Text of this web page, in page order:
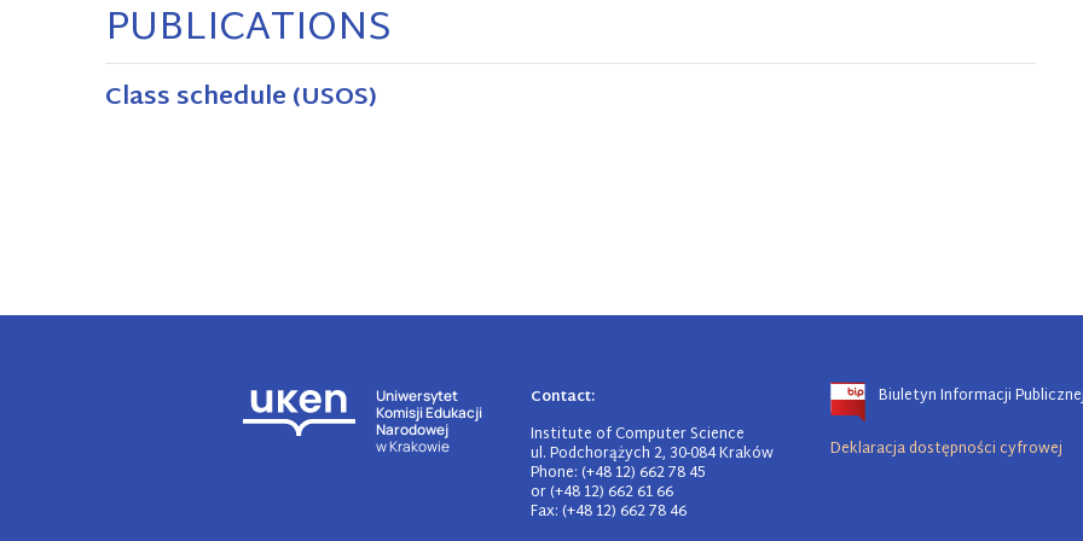
PUBLICATIONS
Class schedule (USOS)
Uniwersytet
Komisji Edukacji
Narodowej
w Krakowie
Contact:
Institute of Computer Science
ul. Podchorążych 2, 30-084 Kraków
Phone: (+48 12) 662 78 45
or (+48 12) 662 61 66
Fax: (+48 12) 662 78 46
Biuletyn Informacji
Deklaracja dostępności cyfrowej